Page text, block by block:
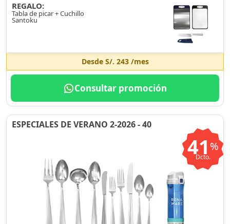
REGALO:
Tabla de picar + Cuchillo
Santoku
Desde S/. 243/mes
Consultar promoción
ESPECIALES DE VERANO 2-2026 - 40
41 %
Dcto.